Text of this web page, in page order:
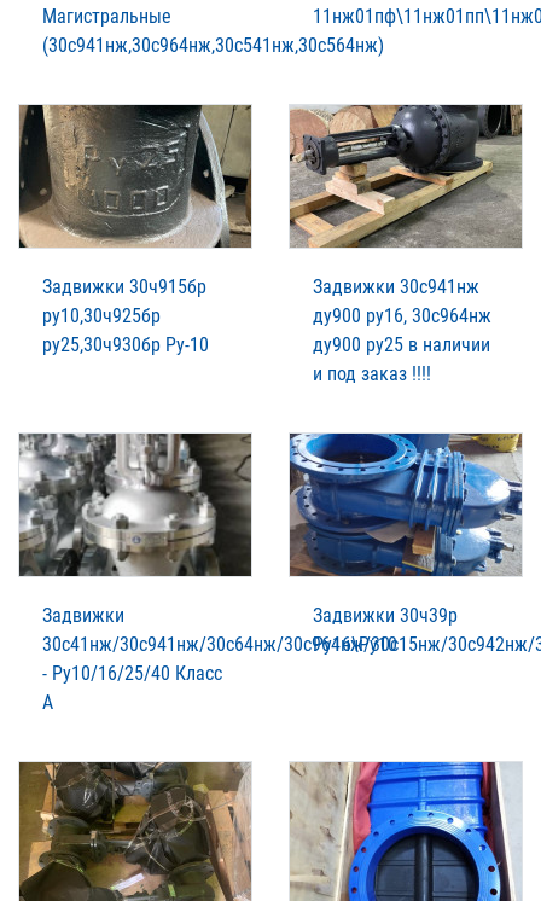
Магистральные
(30с941нж,30с964нж,30с541нж,30с564нж)
Задвижки 30ч915бр
ру10,30ч925бр
ру25,30ч930бр Ру-10
Задвижки 30с941нж
ду900 ру16, 30с964нж
ду900 ру25 в наличии
и под заказ !!!!
Задвижки
30с41нж/30с941нж/30c64нж/30с964нж/30с15нж/30с942нж/
- Ру10/16/25/40 Класс
А
Задвижки 30ч39р
Ру16\Ру10